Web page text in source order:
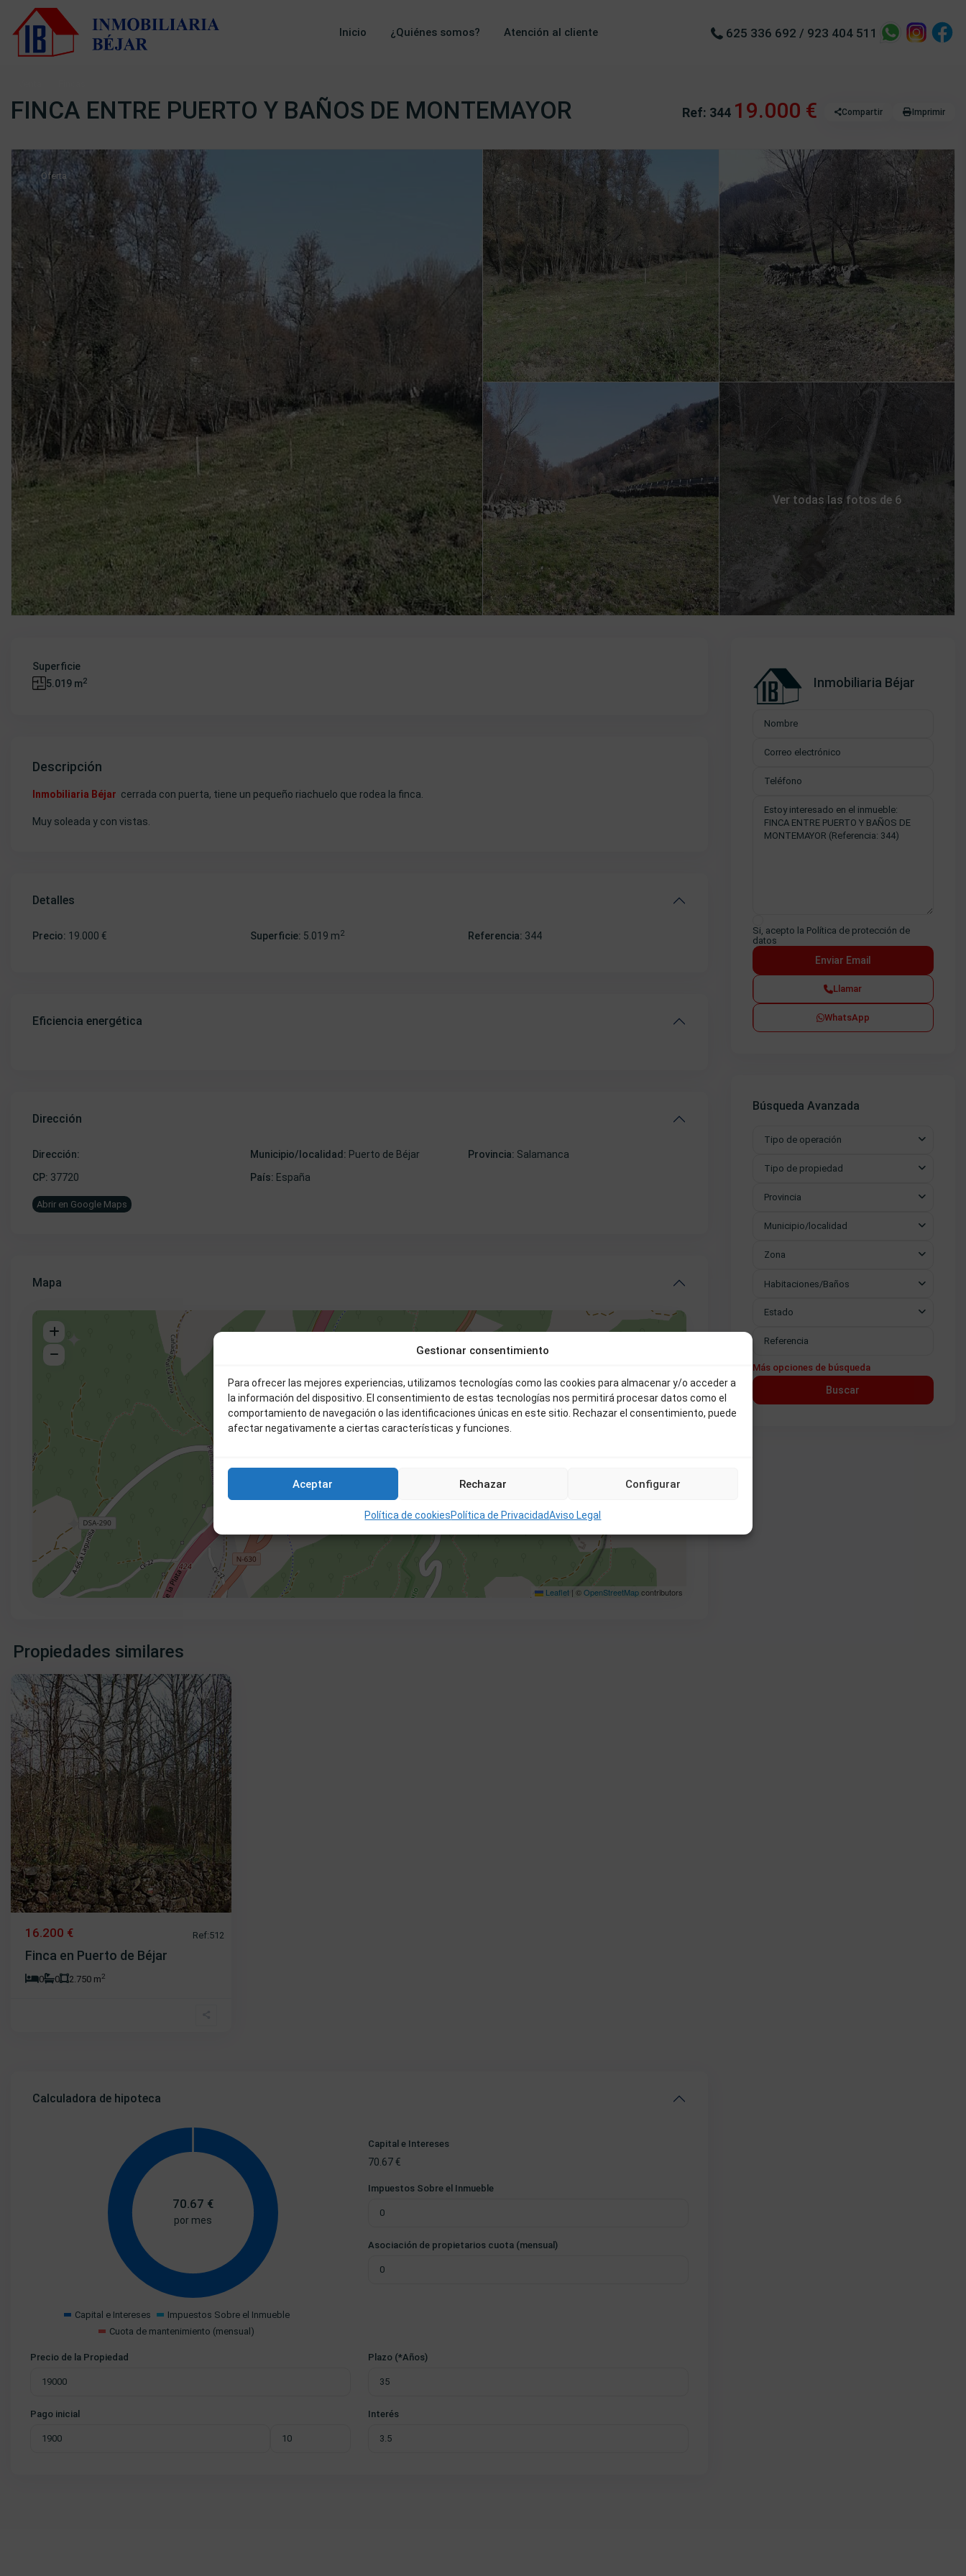
Gestionar consentimiento
Para ofrecer las mejores experiencias, utilizamos tecnologías como las cookies para almacenar y/o acceder a
la información del dispositivo. El consentimiento de estas tecnologías nos permitirá procesar datos como el
comportamiento de navegación o las identificaciones únicas en este sitio. Rechazar el consentimiento, puede
afectar negativamente a ciertas características y funciones.
Aceptar Rechazar Configurar
Política de cookiesPolítica de PrivacidadAviso Legal
Inicio ¿Quiénes somos? Atención al cliente 625 336 692 / 923 404 511
FINCA ENTRE PUERTO Y BAÑOS DE MONTEMAYOR Ref: 344 19.000 € Compartir Imprimir
Oferta
Ver todas las fotos de 6
Superficie
5.019 m2
Descripción
Inmobiliaria Béjar cerrada con puerta, tiene un pequeño riachuelo que rodea la finca.
Muy soleada y con vistas.
Detalles
Precio: 19.000 € Superficie: 5.019 m2 Referencia: 344
Eficiencia energética
Dirección
Dirección: Municipio/localidad: Puerto de Béjar Provincia: Salamanca
CP: 37720 País: España
Abrir en Google Maps
Mapa
FINCA ENTRE PUERTO Y BAÑOS DE
19.000 €
5.019 m
Leaflet | ©OpenStreetMapcontributors
Propiedades similares
Béjar
Venta
16.200 €
Finca en Puerto de Béjar
0 0 2.750 m2
Ref:512
Calculadora de hipoteca
70.67 €
por mes
Capital e Intereses
Impuestos Sobre el Inmueble
Cuota de mantenimiento (mensual)
Capital e Intereses
70.67€
Impuestos Sobre el Inmueble
Asociación de propietarios cuota (mensual)
Precio de la Propiedad
Pago inicial
Plazo (*Años)
Interés
Inmobiliaria Béjar
Si, acepto la Política de protección de
datos
Llamar
WhatsApp
Búsqueda Avanzada
Tipo de operación
Tipo de propiedad
Provincia
Municipio/localidad
Zona
Habitaciones/Baños
Estado
Más opciones de búsqueda
Buscar